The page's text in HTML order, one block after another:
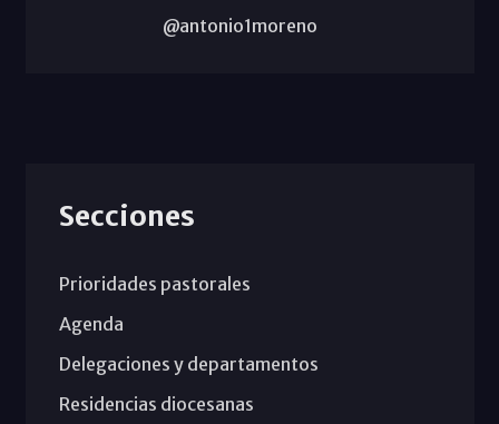
@antonio1moreno
Secciones
Prioridades pastorales
Agenda
Delegaciones y departamentos
Residencias diocesanas